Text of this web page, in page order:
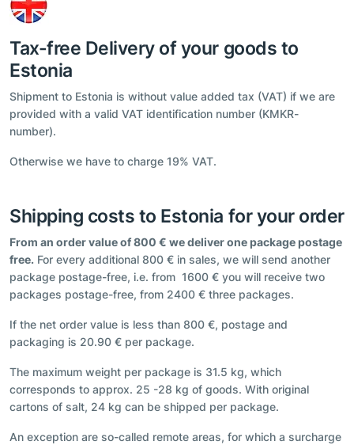
Tax-free Delivery of your goods to
Estonia
Shipment to Estonia is without value added tax (VAT) if we are
provided with a valid VAT identification number (KMKR-
number).
Otherwise we have to charge 19% VAT.
Shipping costs to Estonia for your order
From an order value of 800 € we deliver one package postage
free. For every additional 800 € in sales, we will send another
package postage-free, i.e. from 1600 € you will receive two
packages postage-free, from 2400 € three packages.
If the net order value is less than 800 €, postage and
packaging is 20.90 € per package.
The maximum weight per package is 31.5 kg, which
corresponds to approx. 25 -28 kg of goods. With original
cartons of salt, 24 kg can be shipped per package.
An exception are so-called remote areas, for which a surcharge